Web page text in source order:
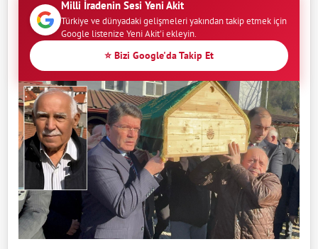
Milli İradenin Sesi Yeni Akit
Türkiye ve dünyadaki gelişmeleri yakından takip etmek için
Google listenize Yeni Akit'i ekleyin.
⭐ Bizi Google'da Takip Et